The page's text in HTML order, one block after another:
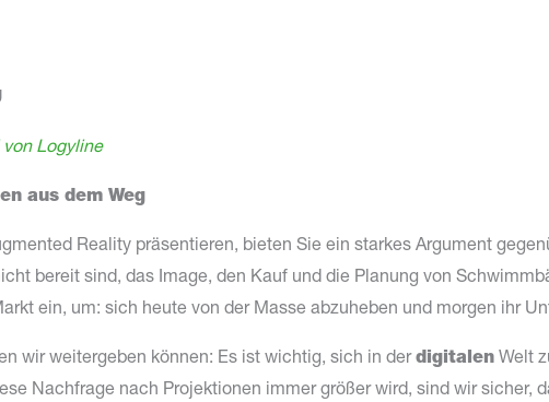
von Logyline
aus dem Weg
Reality präsentieren, bieten Sie ein starkes Argument
bereit sind, das Image, den Kauf und die Planung von
ein, um: sich heute von der Masse abzuheben und morgen ihr
wir weitergeben können: Es ist wichtig, sich in derdigitalenWelt
Nachfrage nach Projektionen immer größer wird, sind wir sicher,